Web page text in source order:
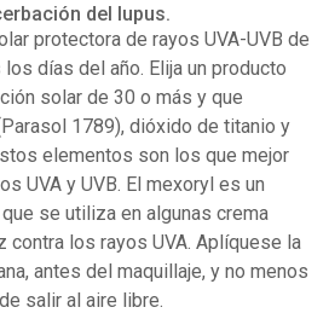
del lupus.
protectora de rayos UVA-UVB de
días del año. Elija un producto
solar de 30 o más y que
1789), dióxido de titanio y
elementos son los que mejor
UVA y UVB. El mexoryl es un
se utiliza en algunas crema
contra los rayos UVA. Aplíquese la
antes del maquillaje, y no menos
salir al aire libre.